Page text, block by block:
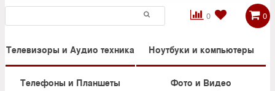
0

 0
Телевизоры и Аудио техника Ноутбуки и компьютеры
Телефоны и Планшеты Фото и Видео